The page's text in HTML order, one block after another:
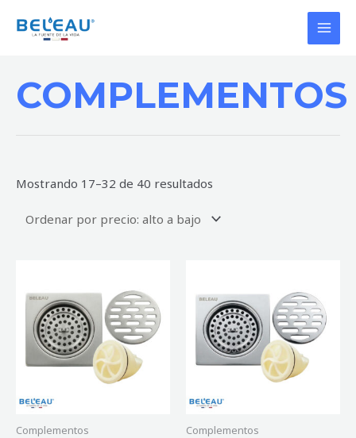
COMPLEMENTOS
Mostrando 17–32 de 40 resultados
precio:
alto
a
Complementos Complementos